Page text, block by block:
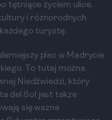
tętniące życiem ulice.
i różnorodnych
turystę.
plac w Madrycie
To tutaj można
Niedźwiedzi, który
del Sol jest także
się ważne